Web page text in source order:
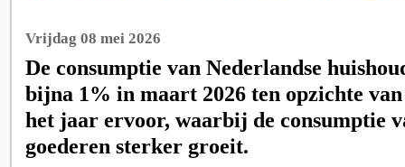
Vrijdag 08 mei 2026
De consumptie van Nederlandse
bijna 1% in maart 2026 ten opzichte
het jaar ervoor, waarbij de consumptie
goederen sterker groeit.